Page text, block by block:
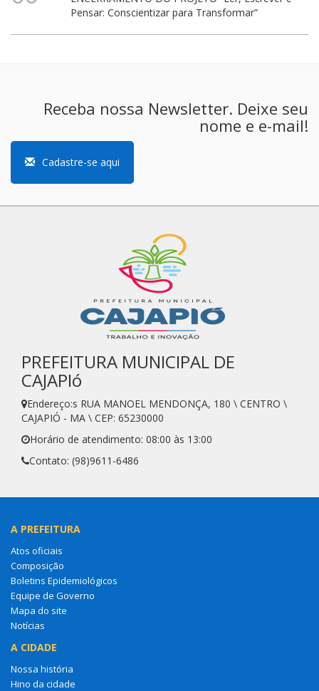
Pensar: Conscientizar para Transformar”
Receba nossa Newsletter. Deixe seu
nome e e-mail!
Cadastre-se aqui
PREFEITURA MUNICIPAL DE
CAJAPIó
Endereço:s RUA MANOEL MENDONÇA, 180 \ CENTRO \
CAJAPIÓ - MA \ CEP: 65230000
Horário de atendimento: 08:00 às 13:00
Contato: (98)9611-6486
A PREFEITURA
Atos oficiais
Composição
Boletins Epidemiológicos
Equipe de Governo
Mapa do site
Notícias
A CIDADE
Nossa história
Hino da cidade